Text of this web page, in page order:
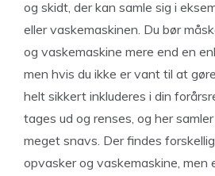
og skidt, der kan samle sig i
eller vaskemaskinen. Du bør
og vaskemaskine mere end en
men hvis du ikke er vant til at
helt sikkert inkluderes i din
tages ud og renses, og her
meget snavs. Der findes
opvasker og vaskemaskine, men